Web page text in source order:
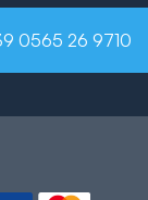
0565 26 9710